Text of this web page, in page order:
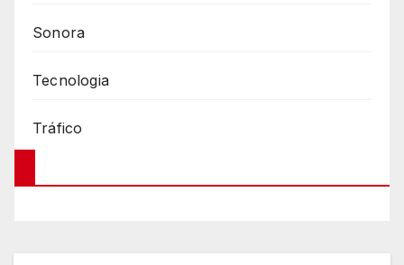
Sonora
Tecnologia
Tráfico